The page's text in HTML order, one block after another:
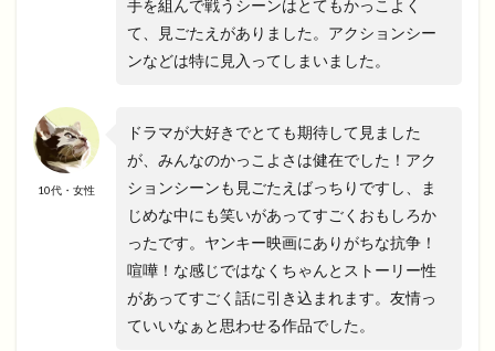
手を組んで戦うシーンはとてもかっこよく
て、見ごたえがありました。アクションシー
ンなどは特に見入ってしまいました。
10代・女性
ドラマが大好きでとても期待して見ました
が、みんなのかっこよさは健在でした！アク
ションシーンも見ごたえばっちりですし、ま
じめな中にも笑いがあってすごくおもしろか
ったです。ヤンキー映画にありがちな抗争！
喧嘩！な感じではなくちゃんとストーリー性
があってすごく話に引き込まれます。友情っ
ていいなぁと思わせる作品でした。